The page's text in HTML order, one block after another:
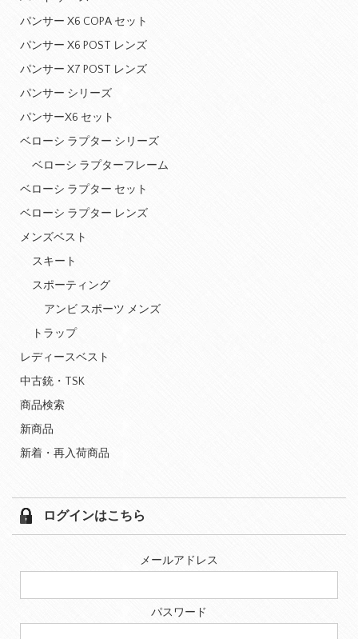
パンサー X6 COPA セット
パンサー X6 POST レンズ
パンサー X7 POST レンズ
パンサー シリーズ
パンサーX6 セット
ベローシ ラプター シリーズ
ベローシ ラプターフレーム
ベローシ ラプター セット
ベローシ ラプター レンズ
メンズベスト
スキート
スポーティング
アンビ スポーツ メンズ
トラップ
レディースベスト
中古銃・TSK
商品検索
新商品
新着・再入荷商品
ログインはこちら
メールアドレス
パスワード